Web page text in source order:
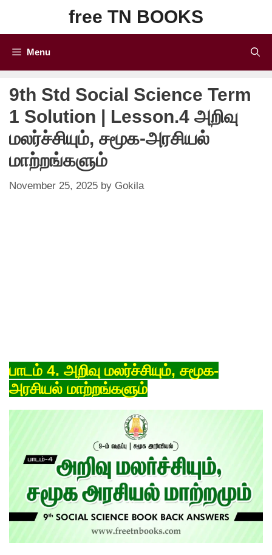
content
free TN BOOKS
Menu
9th Std Social Science Term
1 Solution | Lesson.4 அறிவு
மலர்ச்சியும், சமூக-அரசியல்
மாற்றங்களும்
November 25, 2025 by Gokila
பாடம் 4. அறிவு மலர்ச்சியும், சமூக-
அரசியல் மாற்றங்களும்